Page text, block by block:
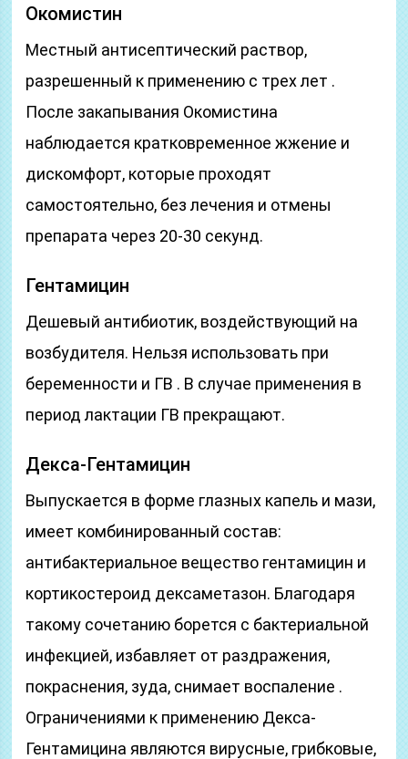
Окомистин
Местный антисептический раствор,
разрешенный к применению с трех лет .
После закапывания Окомистина
наблюдается кратковременное жжение и
дискомфорт, которые проходят
самостоятельно, без лечения и отмены
препарата через 20-30 секунд.
Гентамицин
Дешевый антибиотик, воздействующий на
возбудителя. Нельзя использовать при
беременности и ГВ . В случае применения в
период лактации ГВ прекращают.
Декса-Гентамицин
Выпускается в форме глазных капель и мази,
имеет комбинированный состав:
антибактериальное вещество гентамицин и
кортикостероид дексаметазон. Благодаря
такому сочетанию борется с бактериальной
инфекцией, избавляет от раздражения,
покраснения, зуда, снимает воспаление .
Ограничениями к применению Декса-
Гентамицина являются вирусные, грибковые,